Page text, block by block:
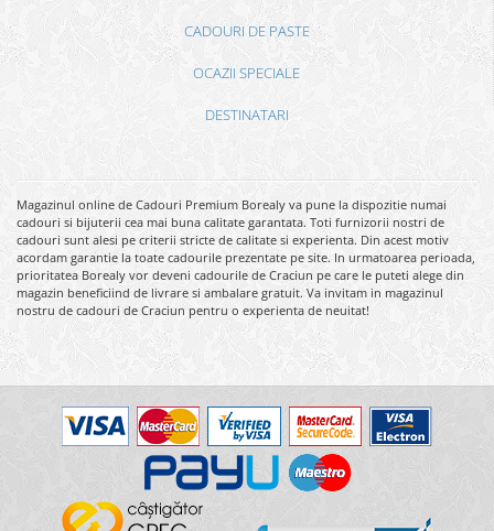
CADOURI DE PASTE
OCAZII SPECIALE
DESTINATARI
Magazinul online de Cadouri Premium Borealy va pune la dispozitie numai
cadouri si bijuterii cea mai buna calitate garantata. Toti furnizorii nostri de
cadouri sunt alesi pe criterii stricte de calitate si experienta. Din acest motiv
acordam garantie la toate cadourile prezentate pe site. In urmatoarea perioada,
prioritatea Borealy vor deveni cadourile de Craciun pe care le puteti alege din
magazin beneficiind de livrare si ambalare gratuit. Va invitam in magazinul
nostru de cadouri de Craciun pentru o experienta de neuitat!